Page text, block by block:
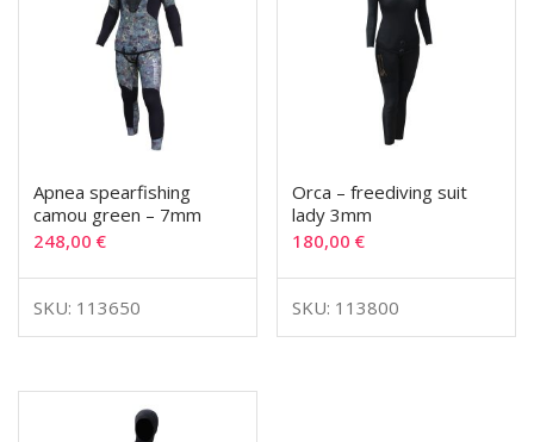
Apnea spearfishing
camou green – 7mm
248,00 €
SKU: 113650
Orca – freediving suit
lady 3mm
180,00€
SKU: 113800